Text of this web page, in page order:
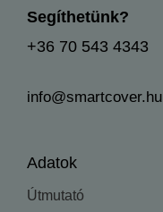
Segíthetünk?
+36 70 543 4343
info@smartcover.hu
Adatok
Útmutató